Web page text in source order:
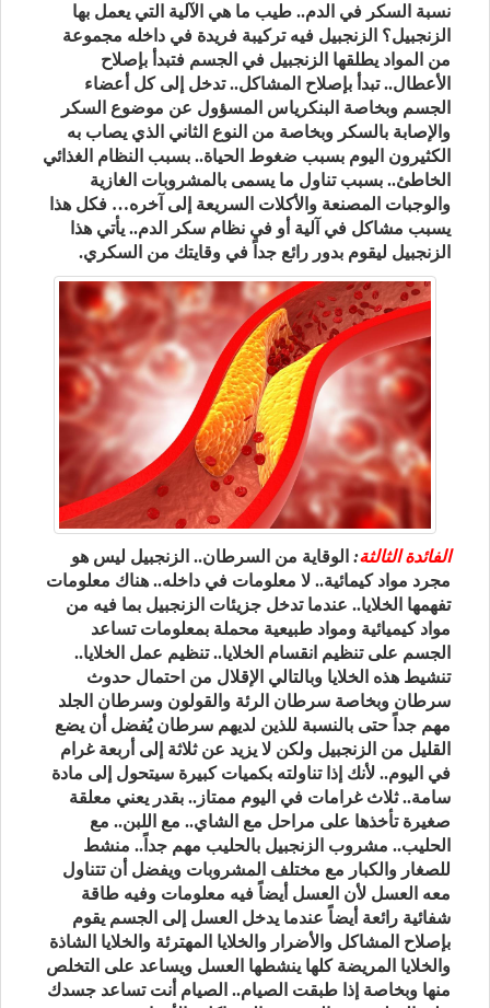
نسبة السكر في الدم.. طيب ما هي الآلية التي يعمل بها
الزنجبيل؟ الزنجبيل فيه تركيبة فريدة في داخله مجموعة
من المواد يطلقها الزنجبيل في الجسم فتبدأ بإصلاح
الأعطال.. تبدأ بإصلاح المشاكل.. تدخل إلى كل أعضاء
الجسم وبخاصة البنكرياس المسؤول عن موضوع السكر
والإصابة بالسكر وبخاصة من النوع الثاني الذي يصاب به
الكثيرون اليوم بسبب ضغوط الحياة.. بسبب النظام الغذائي
الخاطئ.. بسبب تناول ما يسمى بالمشروبات الغازية
والوجبات المصنعة والأكلات السريعة إلى آخره… فكل هذا
يسبب مشاكل في آلية أو في نظام سكر الدم.. يأتي هذا
الزنجبيل ليقوم بدور رائع جداً في وقايتك من السكري.
الفائدة الثالثة: الوقاية من السرطان.. الزنجبيل ليس هو
مجرد مواد كيمائية.. لا معلومات في داخله.. هناك معلومات
تفهمها الخلايا.. عندما تدخل جزيئات الزنجبيل بما فيه من
مواد كيميائية ومواد طبيعية محملة بمعلومات تساعد
الجسم على تنظيم انقسام الخلايا.. تنظيم عمل الخلايا..
تنشيط هذه الخلايا وبالتالي الإقلال من احتمال حدوث
سرطان وبخاصة سرطان الرئة والقولون وسرطان الجلد
مهم جداً حتى بالنسبة للذين لديهم سرطان يُفضل أن يضع
القليل من الزنجبيل ولكن لا يزيد عن ثلاثة إلى أربعة غرام
في اليوم.. لأنك إذا تناولته بكميات كبيرة سيتحول إلى مادة
سامة.. ثلاث غرامات في اليوم ممتاز.. بقدر يعني معلقة
صغيرة تأخذها على مراحل مع الشاي.. مع اللبن.. مع
الحليب.. مشروب الزنجبيل بالحليب مهم جداً.. منشط
للصغار والكبار مع مختلف المشروبات ويفضل أن تتناول
معه العسل لأن العسل أيضاً فيه معلومات وفيه طاقة
شفائية رائعة أيضاً عندما يدخل العسل إلى الجسم يقوم
بإصلاح المشاكل والأضرار والخلايا المهترئة والخلايا الشاذة
والخلايا المريضة كلها ينشطها العسل ويساعد على التخلص
منها وبخاصة إذا طبقت الصيام.. الصيام أنت تساعد جسدك